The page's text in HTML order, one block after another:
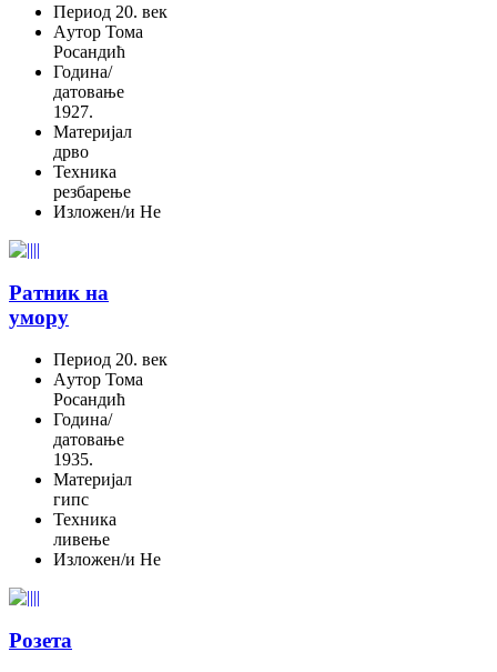
Период 20. век
Aутор Тома
Росандић
Година/
датовање
1927.
Материјал
дрво
Техника
резбарење
Изложен/и Не
Ратник на
умору
Период 20. век
Aутор Тома
Росандић
Година/
датовање
1935.
Материјал
гипс
Техника
ливење
Изложен/и Не
Розета